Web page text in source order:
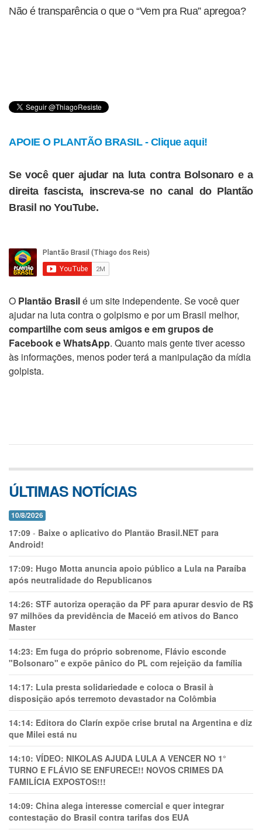
Não é transparência o que o “Vem pra Rua” apregoa?
APOIE O PLANTÃO BRASIL - Clique aqui!
Se você quer ajudar na luta contra Bolsonaro e a
direita fascista, inscreva-se no canal do Plantão
Brasil no YouTube.
O Plantão Brasilé um site independente. Se você quer
ajudar na luta contra o golpismo e por um Brasil melhor,
compartilhe com seus amigos e em grupos de
Facebook e WhatsApp. Quanto mais gente tiver acesso
às informações, menos poder terá a manipulação da mídia
golpista.
ÚLTIMAS NOTÍCIAS
10/8/2026
17:09 - Baixe o aplicativo do Plantão Brasil.NET para
Android!
17:09: Hugo Motta anuncia apoio público a Lula na Paraíba
após neutralidade do Republicanos
14:26: STF autoriza operação da PF para apurar desvio de R$
97 milhões da previdência de Maceió em ativos do Banco
Master
14:23: Em fuga do próprio sobrenome, Flávio esconde
"Bolsonaro" e expõe pânico do PL com rejeição da família
14:17: Lula presta solidariedade e coloca o Brasil à
disposição após terremoto devastador na Colômbia
14:14: Editora do Clarín expõe crise brutal na Argentina e diz
que Milei está nu
14:10: VÍDEO: NIKOLAS AJUDA LULA A VENCER NO 1°
TURNO E FLÁVIO SE ENFURECE!! NOVOS CRIMES DA
FAMILÍCIA EXPOSTOS!!!
14:09: China alega interesse comercial e quer integrar
contestação do Brasil contra tarifas dos EUA